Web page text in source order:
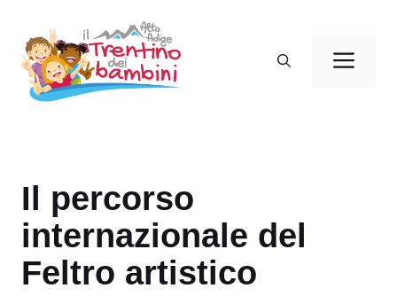
contenuto
Il percorso
internazionale del
Feltro artistico